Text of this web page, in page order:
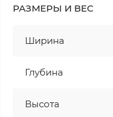
РАЗМЕРЫ И ВЕС
Ширина
Глубина
Высота